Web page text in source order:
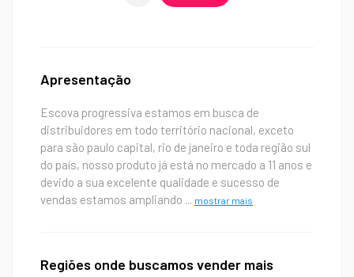
Apresentação
Escova progressiva estamos em busca de
distribuidores em todo território nacional, exceto
para são paulo capital, rio de janeiro e toda região sul
do país, nosso produto já está no mercado a 11 anos e
devido a sua excelente qualidade e sucesso de
vendas estamos ampliando ... mostrar mais
Regiões onde buscamos vender mais